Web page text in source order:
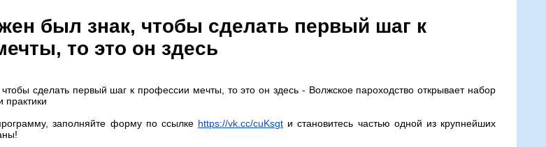
был знак, чтобы сделать первый шаг к
то это он здесь
сделать первый шаг к профессии мечты, то это он здесь - Волжское пароходство открывает набор
практики
заполняйте форму по ссылке https://vk.cc/cuKsgt и становитесь частью одной из крупнейших